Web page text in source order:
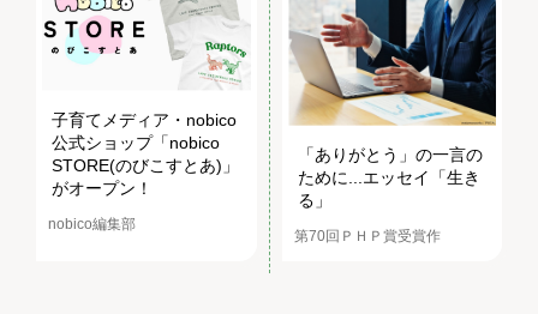
子育てメディア・nobico
公式ショップ「nobico
STORE(のびこすとあ)」
がオープン！
nobico編集部
「ありがとう」の一言の
ために...エッセイ「生き
る」
第70回ＰＨＰ賞受賞作